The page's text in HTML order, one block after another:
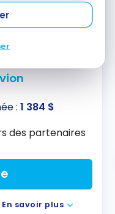
:1 384 $
des partenaires
En savoir plus